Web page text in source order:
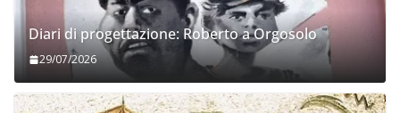
Diari di progettazione: Roberto a Orgosolo
29/07/2026